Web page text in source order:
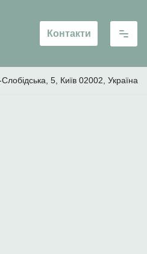
Контакти
5, Київ 02002, Україна